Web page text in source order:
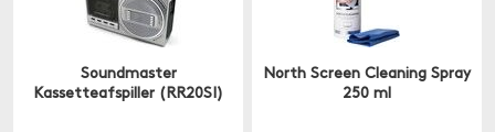
Soundmaster
Kassetteafspiller (RR20SI)
North Screen Cleaning Spray
250 ml